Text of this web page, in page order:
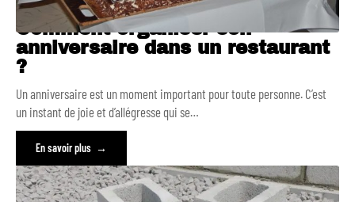
Comment organiser son
anniversaire dans un restaurant
?
Un anniversaire est un moment important pour toute personne. C’est
un instant de joie et d’allégresse qui se…
En savoir plus